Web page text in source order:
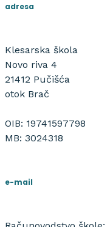
adresa
Klesarska škola
Novo riva 4
21412 Pučišća
otok Brač
OIB: 19741597798
MB: 3024318
e-mail